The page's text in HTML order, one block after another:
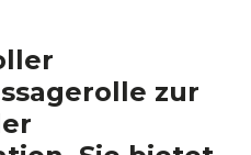
zur